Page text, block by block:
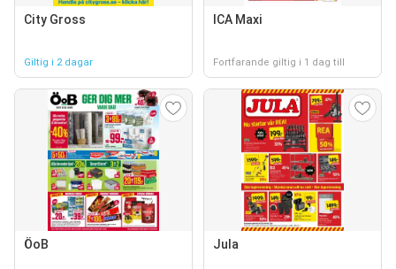
City Gross
Giltig i 2 dagar
ICA Maxi
Fortfarande giltig i 1 dag till
ÖoB Jula